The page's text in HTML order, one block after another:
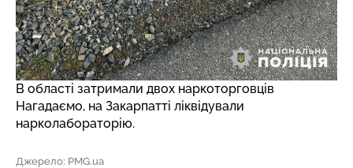
В області затримали двох наркоторговців
Нагадаємо, на Закарпатті ліквідували
нарколабораторію.
Джерело: PMG.ua